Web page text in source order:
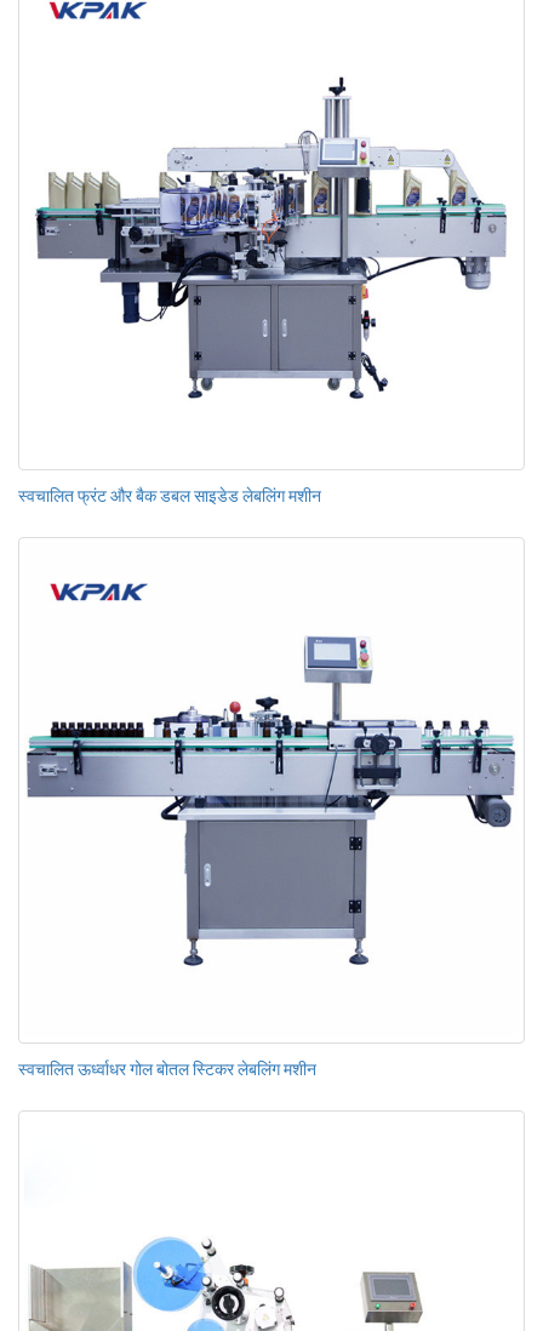
स्वचालित फ्रंट और बैक डबल साइडेड लेबलिंग मशीन
स्वचालित ऊर्ध्वाधर गोल बोतल स्टिकर लेबलिंग मशीन